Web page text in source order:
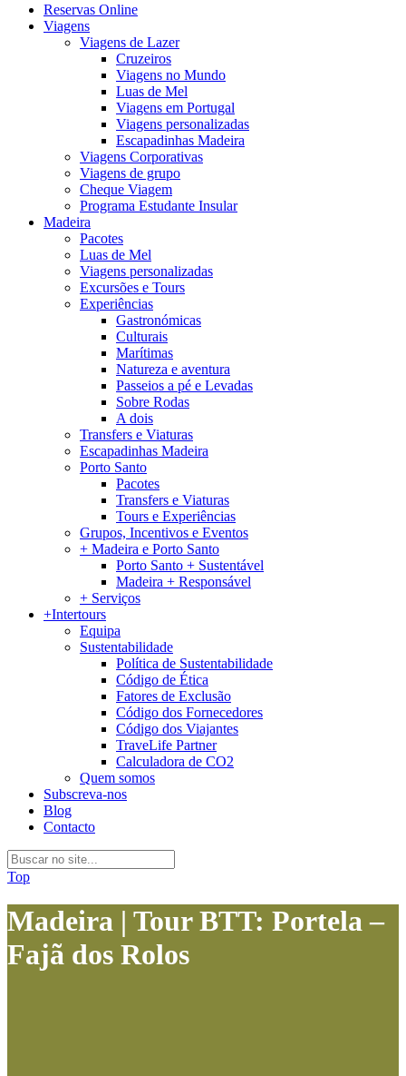
Reservas Online
Viagens
Viagens de Lazer
Cruzeiros
Viagens no Mundo
Luas de Mel
Viagens em Portugal
Viagens personalizadas
Escapadinhas Madeira
Viagens Corporativas
Viagens de grupo
Cheque Viagem
Programa Estudante Insular
Madeira
Pacotes
Luas de Mel
Viagens personalizadas
Excursões e Tours
Experiências
Gastronómicas
Culturais
Marítimas
Natureza e aventura
Passeios a pé e Levadas
Sobre Rodas
A dois
Transfers e Viaturas
Escapadinhas Madeira
Porto Santo
Pacotes
Transfers e Viaturas
Tours e Experiências
Grupos, Incentivos e Eventos
+ Madeira e Porto Santo
Porto Santo + Sustentável
Madeira + Responsável
+ Serviços
+Intertours
Equipa
Sustentabilidade
Política de Sustentabilidade
Código de Ética
Fatores de Exclusão
Código dos Fornecedores
Código dos Viajantes
TraveLife Partner
Calculadora de CO2
Quem somos
Subscreva-nos
Blog
Contacto
Top
Madeira | Tour BTT: Portela –
Fajã dos Rolos